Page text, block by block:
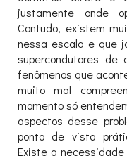
justamente onde
Contudo, existem
nessa escala e que
supercondutores
fenômenos que
muito mal
momento só
aspectos desse
ponto de vista
Existe a